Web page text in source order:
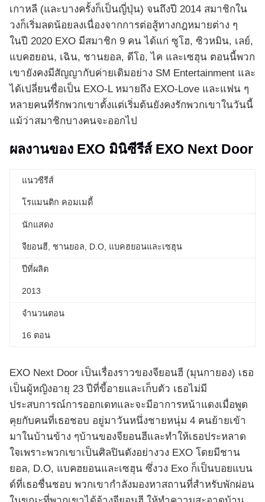
เกาหลี (และบางครั้งก็เป็นญี่ปุ่น) จนถึงปี 2014 สมาชิกใน
วงก็เริ่มลดน้อยลงเนื่องจากการต่อสู้ทางกฎหมายต่าง ๆ
ในปี 2020 EXO มีสมาชิก 9 คน ได้แก่ ซูโฮ, ซิวหมิน, เลย์,
แบคฮยอน, เฉิน, ชานยอล, ดีโอ, ไค และเซฮุน ตอนนี้พวก
เขายังคงมีสัญญากับค่ายเดิมอย่าง SM Entertainment และ
ได้เปลี่ยนชื่อเป็น EXO-L หมายถึง EXO-Love และแฟน ๆ
หลายคนที่รักพวกเขาตั้งแต่เริ่มต้นยังคงรักพวกเขาในวันนี้
แม้ว่าสมาชิกบางคนจะออกไป
ผลงานของ EXO มินิซีรีส์ EXO Next Door
แนวซีรีส์
โรแมนติก คอมเมดี้
นักแสดง
จียอนฮี, ชานยอล, D.O, แบคฮยอนและเซฮุน
ปีที่ผลิต
2013
จำนวนตอน
16 ตอน
EXO Next Door เป็นเรื่องราวของจียอนฮี (มุนกายอง) เธอ
เป็นผู้หญิงอายุ 23 ปีที่ขี้อายและเก็บตัว เธอไม่มี
ประสบการณ์การออกเดทและจะมีอาการหน้าแดงเมื่อพูด
คุยกับคนที่เธอชอบ อยู่มาวันหนึ่งชายหนุ่ม 4 คนย้ายเข้า
มาในบ้านข้าง ๆบ้านของจียอนฮีและทำให้เธอประหลาด
ใจเพราะพวกเขาเป็นศิลปินดังอย่างวง EXO โดยมีชาน
ยอล, D.O, แบคฮยอนและเซฮุน ซึ่งวง Exo ก็เป็นบอยแบน
ด์ที่เธอชื่นชอบ พวกเขากำลังมองหาสถานที่สำหรับพักผ่อน